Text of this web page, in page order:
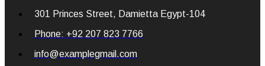
301 Princes Street, Damietta Egypt-104
Phone: +92 207 823 7766
info@examplegmail.com